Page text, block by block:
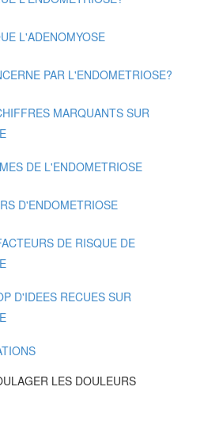
L'ADENOMYOSE
PAR L'ENDOMETRIOSE?
MARQUANTS SUR
DE L'ENDOMETRIOSE
D'ENDOMETRIOSE
DE RISQUE DE
D'IDEES RECUES SUR
LES DOULEURS